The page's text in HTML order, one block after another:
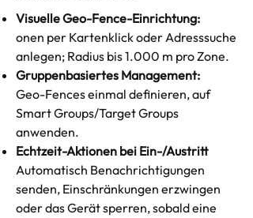
Visuelle Geo-Fence-Einrichtung:
onen per Kartenklick oder Adresssuche
anlegen; Radius bis 1.000 m pro Zone.
Gruppenbasiertes Management:
Geo-Fences einmal definieren, auf
Smart Groups/Target Groups
anwenden.
Echtzeit-Aktionen bei Ein-/Austritt
Automatisch Benachrichtigungen
senden, Einschränkungen erzwingen
oder das Gerät sperren, sobald eine